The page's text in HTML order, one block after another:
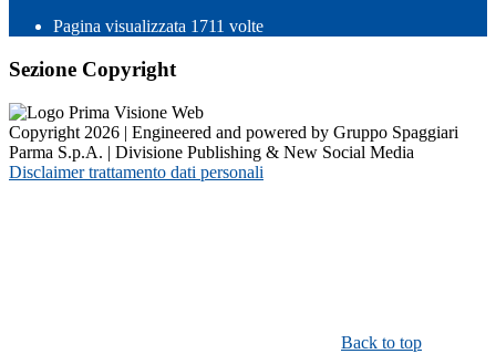
Pagina visualizzata 1711 volte
Sezione Copyright
Copyright 2026 | Engineered and powered by Gruppo Spaggiari
Parma S.p.A. | Divisione Publishing & New Social Media
Disclaimer trattamento dati personali
Back to top